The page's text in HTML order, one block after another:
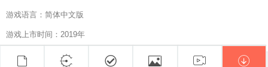
游戏语言：简体中文版
游戏上市时间：2019年